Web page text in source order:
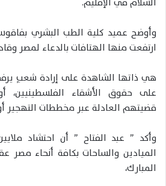
وأوضح عميد كلية الطب البشري
ارتفعت منها الهتافات بالدعاء لمصر
هي ذاتها الشاهدة على إرادة شعبٍ
على حقوق الأشقاء الفلسطينيين،
قضيتهم العادلة عبر مخططات التهجير
وأكد ” عبد الفتاح ” أن احتشاد
الميادين والساحات بكافة أنحاء مصر
المبارك،